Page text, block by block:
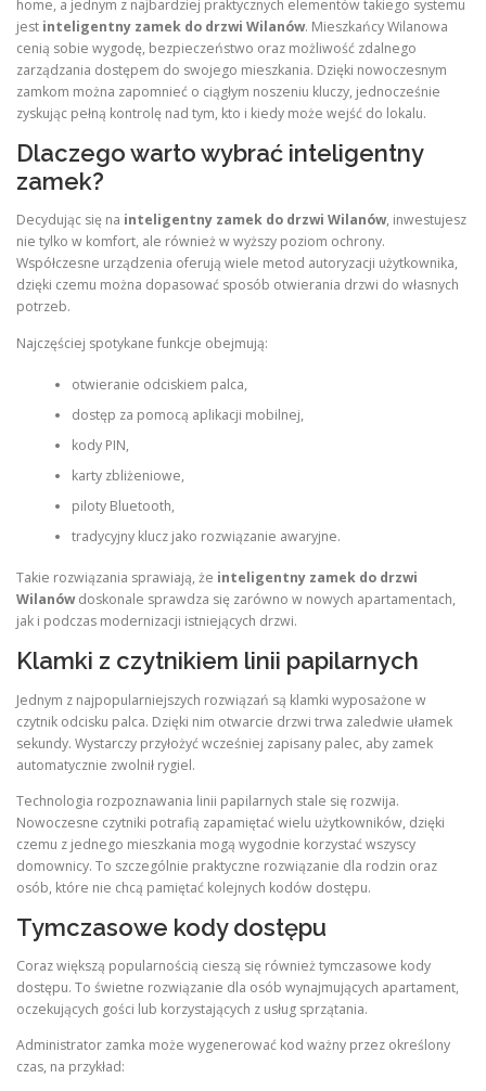
home, a jednym z najbardziej praktycznych elementów takiego systemu
jest inteligentny zamek do drzwi Wilanów. Mieszkańcy Wilanowa
cenią sobie wygodę, bezpieczeństwo oraz możliwość zdalnego
zarządzania dostępem do swojego mieszkania. Dzięki nowoczesnym
zamkom można zapomnieć o ciągłym noszeniu kluczy, jednocześnie
zyskując pełną kontrolę nad tym, kto i kiedy może wejść do lokalu.
Dlaczego warto wybrać inteligentny
zamek?
Decydując się na inteligentny zamek do drzwi Wilanów, inwestujesz
nie tylko w komfort, ale również w wyższy poziom ochrony.
Współczesne urządzenia oferują wiele metod autoryzacji użytkownika,
dzięki czemu można dopasować sposób otwierania drzwi do własnych
potrzeb.
Najczęściej spotykane funkcje obejmują:
otwieranie odciskiem palca,
dostęp za pomocą aplikacji mobilnej,
kody PIN,
karty zbliżeniowe,
piloty Bluetooth,
tradycyjny klucz jako rozwiązanie awaryjne.
Takie rozwiązania sprawiają, że inteligentny zamek do drzwi
Wilanówdoskonale sprawdza się zarówno w nowych apartamentach,
jak i podczas modernizacji istniejących drzwi.
Klamki z czytnikiem linii papilarnych
Jednym z najpopularniejszych rozwiązań są klamki wyposażone w
czytnik odcisku palca. Dzięki nim otwarcie drzwi trwa zaledwie ułamek
sekundy. Wystarczy przyłożyć wcześniej zapisany palec, aby zamek
automatycznie zwolnił rygiel.
Technologia rozpoznawania linii papilarnych stale się rozwija.
Nowoczesne czytniki potrafią zapamiętać wielu użytkowników, dzięki
czemu z jednego mieszkania mogą wygodnie korzystać wszyscy
domownicy. To szczególnie praktyczne rozwiązanie dla rodzin oraz
osób, które nie chcą pamiętać kolejnych kodów dostępu.
Tymczasowe kody dostępu
Coraz większą popularnością cieszą się również tymczasowe kody
dostępu. To świetne rozwiązanie dla osób wynajmujących apartament,
oczekujących gości lub korzystających z usług sprzątania.
Administrator zamka może wygenerować kod ważny przez określony
czas, na przykład: